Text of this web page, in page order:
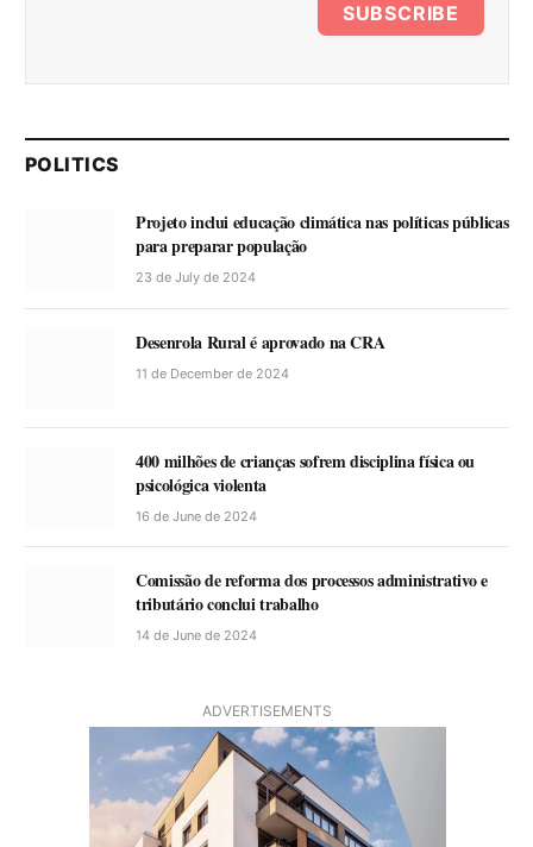
SUBSCRIBE
POLITICS
Projeto inclui educação climática nas políticas públicas
para preparar população
23 de July de 2024
Desenrola Rural é aprovado na CRA
11 de December de 2024
400 milhões de crianças sofrem disciplina física ou
psicológica violenta
16 de June de 2024
Comissão de reforma dos processos administrativo e
tributário conclui trabalho
14 de June de 2024
ADVERTISEMENTS